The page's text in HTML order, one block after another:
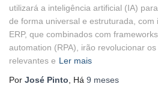
utilizará a inteligência artificial (IA)
de forma universal e estruturada, com
ERP, que combinados com
automation (RPA), irão revolucionar
relevantes e Ler mais
Por José Pinto , Há 9 meses